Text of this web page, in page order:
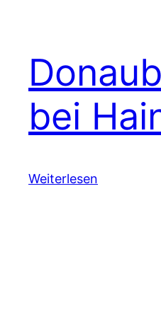
bei
Weiterlesen